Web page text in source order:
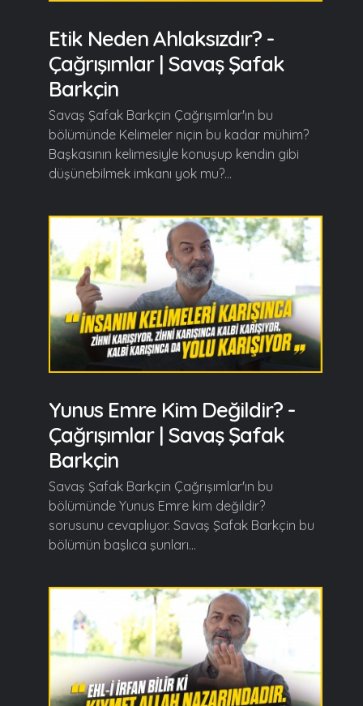
Etik Neden Ahlaksızdır? -
Çağrışımlar | Savaş Şafak
Barkçin
Savaş Şafak Barkçin Çağrışımlar'ın bu
bölümünde Kelimeler niçin bu kadar mühim?
Başkasının kelimesiyle konuşup kendin gibi
düşünebilmek imkanı yok mu?...
Yunus Emre Kim Değildir? -
Çağrışımlar | Savaş Şafak
Barkçin
Savaş Şafak Barkçin Çağrışımlar'ın bu
bölümünde Yunus Emre kim değildir?
sorusunu cevaplıyor. Savaş Şafak Barkçin bu
bölümün başlıca şunları...